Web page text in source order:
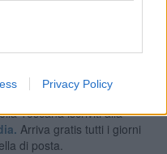
Privacy Policy
Toscana iscriviti alla
Arriva gratis tutti i giorni
di posta.